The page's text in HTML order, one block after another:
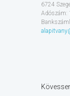
6724
Adószám: